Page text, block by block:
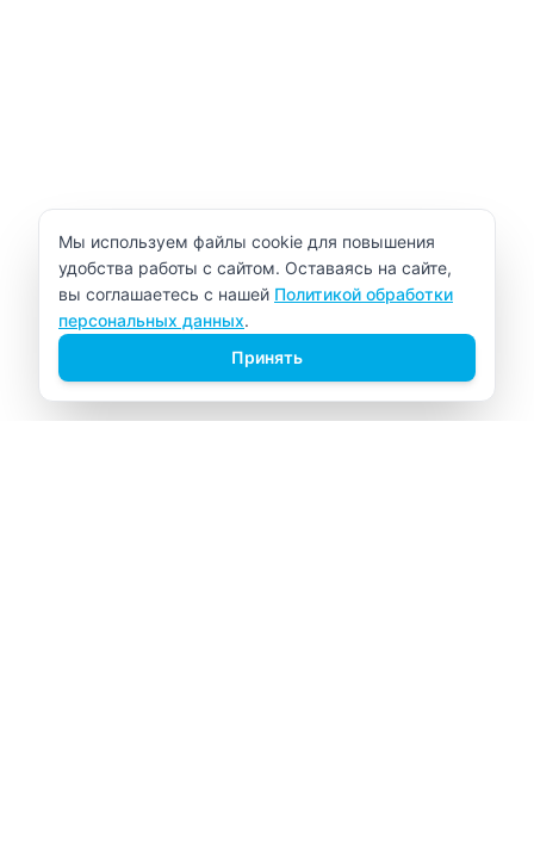
Уведомление об использовании cookie
Мы используем файлы cookie для повышения
удобства работы с сайтом. Оставаясь на сайте,
вы соглашаетесь с нашей Политикой обработки
персональных данных.
Принять